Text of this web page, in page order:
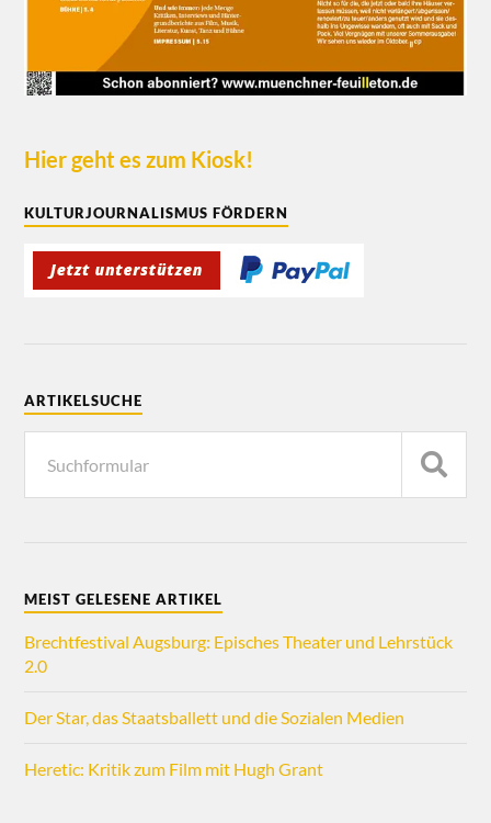
Hier geht es zum Kiosk!
KULTURJOURNALISMUS FÖRDERN
ARTIKELSUCHE
MEIST GELESENE ARTIKEL
Brechtfestival Augsburg: Episches Theater und Lehrstück
2.0
Der Star, das Staatsballett und die Sozialen Medien
Heretic: Kritik zum Film mit Hugh Grant